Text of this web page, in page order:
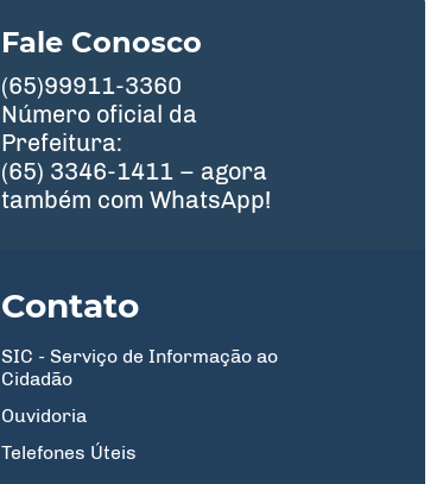
Fale Conosco
(65)99911-3360
Número oficial da
Prefeitura:
(65) 3346-1411 – agora
também com WhatsApp!
Contato
SIC - Serviço de Informação ao
Cidadão
Ouvidoria
Telefones Úteis